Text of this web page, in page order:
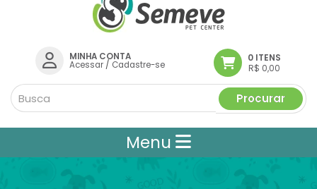
MINHA CONTA
Acessar/ Cadastre-se
0 ITENS
R$ 0,00
Procurar
Menu